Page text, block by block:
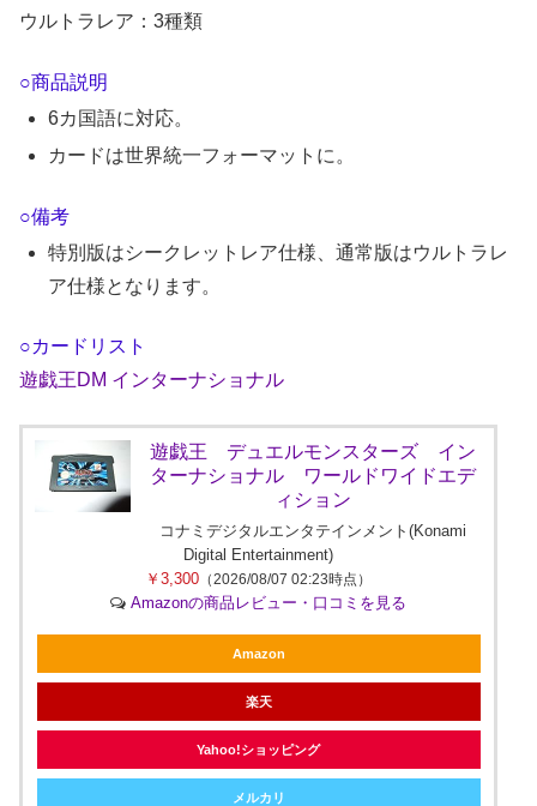
ウルトラレア：3種類
○商品説明
6カ国語に対応。
カードは世界統一フォーマットに。
○備考
特別版はシークレットレア仕様、通常版はウルトラレ
ア仕様となります。
○カードリスト
遊戯王DM インターナショナル
遊戯王 デュエルモンスターズ イン
ターナショナル ワールドワイドエデ
ィション
コナミデジタルエンタテインメント(Konami
Digital Entertainment)
￥3,300 （2026/08/07 02:23時点）
Amazonの商品レビュー・口コミを見る
Amazon
楽天
Yahoo!ショッピング
メルカリ